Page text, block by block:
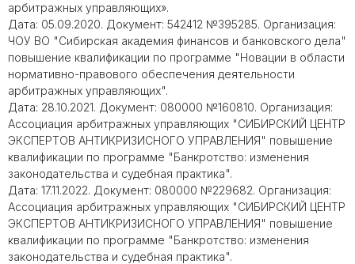
арбитражных управляющих».
Дата: 05.09.2020. Документ: 542412 №395285. Организация:
ЧОУ ВО "Сибирская академия финансов и банковского дела"
повышение квалификации по программе "Новации в области
нормативно-правового обеспечения деятельности
арбитражных управляющих".
Дата: 28.10.2021. Документ: 080000 №160810. Организация:
Ассоциация арбитражных управляющих "СИБИРСКИЙ ЦЕНТР
ЭКСПЕРТОВ АНТИКРИЗИСНОГО УПРАВЛЕНИЯ" повышение
квалификации по программе "Банкротство: изменения
законодательства и судебная практика".
Дата: 17.11.2022. Документ: 080000 №229682. Организация:
Ассоциация арбитражных управляющих "СИБИРСКИЙ ЦЕНТР
ЭКСПЕРТОВ АНТИКРИЗИСНОГО УПРАВЛЕНИЯ" повышение
квалификации по программе "Банкротство: изменения
законодательства и судебная практика".